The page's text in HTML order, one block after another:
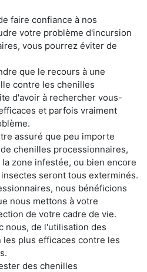
faire confiance à nos
votre problème d'incursion
vous pourrez éviter de
que le recours à une
contre les chenilles
d'avoir à rechercher vous-
et parfois vraiment
assuré que peu importe
chenilles processionnaires,
zone infestée, ou bien encore
seront tous exterminés.
nous bénéficions
nous mettons à votre
de votre cadre de vie.
nous, de l'utilisation des
plus efficaces contre les
des chenilles